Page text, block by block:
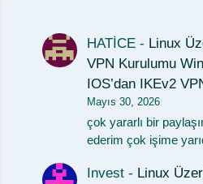
HATİCE - Linux
VPN Kurulumu
IOS’dan IKEv2
Mayıs 30, 2026
çok yararlı bir
ederim çok işime
Invest - Linux